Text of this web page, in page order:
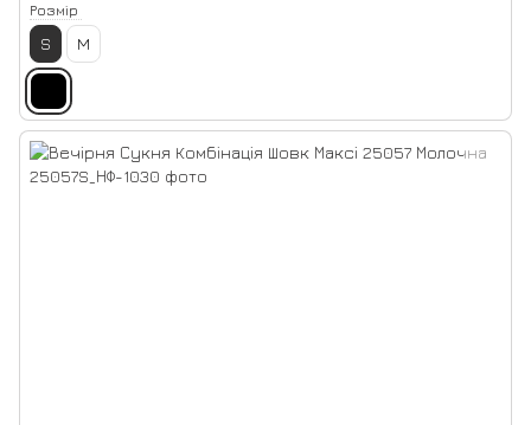
Розмір
S M